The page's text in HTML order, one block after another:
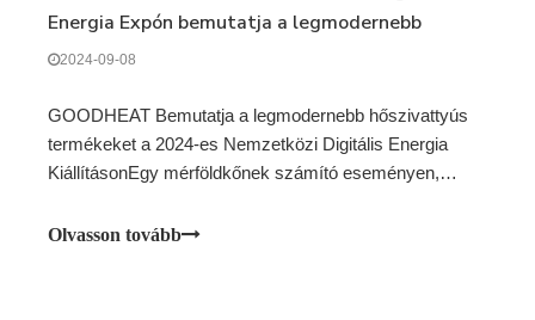
Energia Expón bemutatja a legmodernebb
hőszivattyús termékeket
2024-09-08
GOODHEAT Bemutatja a legmodernebb hőszivattyús
termékeket a 2024-es Nemzetközi Digitális Energia
KiállításonEgy mérföldkőnek számító eseményen,
egyaránt felkeltette, GOODHEAT leányvállalata, a
Olvasson tovább